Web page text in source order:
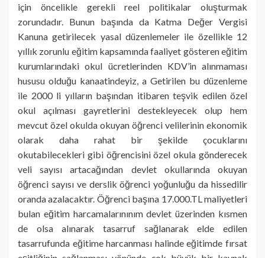
için öncelikle gerekli reel politikalar oluşturmak
zorundadır. Bunun başında da Katma Değer Vergisi
Kanuna getirilecek yasal düzenlemeler ile özellikle 12
yıllık zorunlu eğitim kapsamında faaliyet gösteren eğitim
kurumlarındaki okul ücretlerinden KDV’in alınmaması
hususu olduğu kanaatindeyiz, a Getirilen bu düzenleme
ile 2000 li yılların başından itibaren teşvik edilen özel
okul açılması gayretlerini destekleyecek olup hem
mevcut özel okulda okuyan öğrenci velilerinin ekonomik
olarak daha rahat bir şekilde çocuklarını
okutabilecekleri gibi öğrencisini özel okula gönderecek
veli sayısı artacağından devlet okullarında okuyan
öğrenci sayısı ve derslik öğrenci yoğunluğu da hissedilir
oranda azalacaktır. Öğrenci başına 17.000.TL maliyetleri
bulan eğitim harcamalarınınım devlet üzerinden kısmen
de olsa alınarak tasarruf sağlanarak elde edilen
tasarrufunda eğitime harcanması halinde eğitimde fırsat